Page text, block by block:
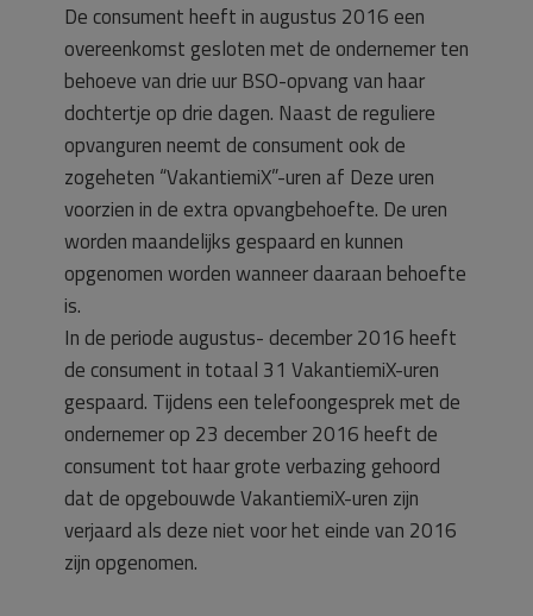
De consument heeft in augustus 2016 een
overeenkomst gesloten met de ondernemer ten
behoeve van drie uur BSO-opvang van haar
dochtertje op drie dagen. Naast de reguliere
opvanguren neemt de consument ook de
zogeheten “VakantiemiX”-uren af Deze uren
voorzien in de extra opvangbehoefte. De uren
worden maandelijks gespaard en kunnen
opgenomen worden wanneer daaraan behoefte
is.
In de periode augustus- december 2016 heeft
de consument in totaal 31 VakantiemiX-uren
gespaard. Tijdens een telefoongesprek met de
ondernemer op 23 december 2016 heeft de
consument tot haar grote verbazing gehoord
dat de opgebouwde VakantiemiX-uren zijn
verjaard als deze niet voor het einde van 2016
zijn opgenomen.